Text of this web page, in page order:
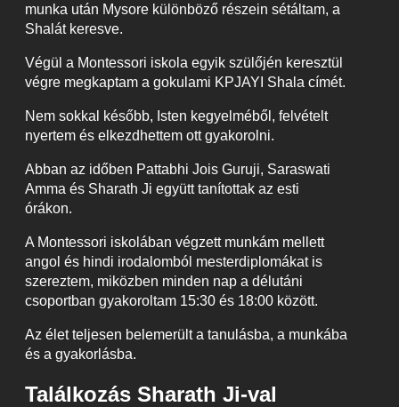
munka után Mysore különböző részein sétáltam, a
Shalát keresve.
Végül a Montessori iskola egyik szülőjén keresztül
végre megkaptam a gokulami KPJAYI Shala címét.
Nem sokkal később, Isten kegyelméből, felvételt
nyertem és elkezdhettem ott gyakorolni.
Abban az időben Pattabhi Jois Guruji, Saraswati
Amma és Sharath Ji együtt tanítottak az esti
órákon.
A Montessori iskolában végzett munkám mellett
angol és hindi irodalomból mesterdiplomákat is
szereztem, miközben minden nap a délutáni
csoportban gyakoroltam 15:30 és 18:00 között.
Az élet teljesen belemerült a tanulásba, a munkába
és a gyakorlásba.
Találkozás Sharath Ji-val